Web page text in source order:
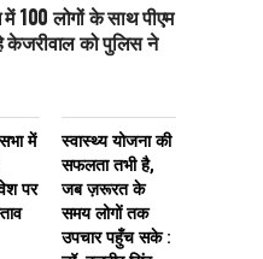
100 लोगों के साथ पीएम
केजरीवाल को पुलिस ने
में
पर
स्वास्थ्य योजना की
सफलता तभी है,
जब ज़रूरत के
समय लोगों तक
उपचार पहुँच सके :